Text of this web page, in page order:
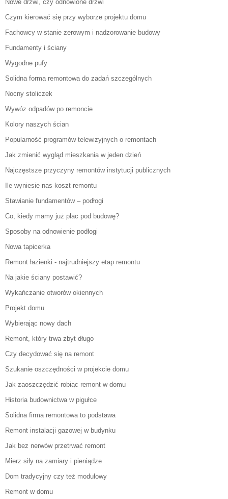
Nowe drzwi, czy odnowione drzwi
Czym kierować się przy wyborze projektu domu
Fachowcy w stanie zerowym i nadzorowanie budowy
Fundamenty i ściany
Wygodne pufy
Solidna forma remontowa do zadań szczególnych
Nocny stoliczek
Wywóz odpadów po remoncie
Kolory naszych ścian
Popularność programów telewizyjnych o remontach
Jak zmienić wygląd mieszkania w jeden dzień
Najczęstsze przyczyny remontów instytucji publicznych
Ile wyniesie nas koszt remontu
Stawianie fundamentów – podłogi
Co, kiedy mamy już plac pod budowę?
Sposoby na odnowienie podłogi
Nowa tapicerka
Remont łazienki - najtrudniejszy etap remontu
Na jakie ściany postawić?
Wykańczanie otworów okiennych
Projekt domu
Wybierając nowy dach
Remont, który trwa zbyt długo
Czy decydować się na remont
Szukanie oszczędności w projekcie domu
Jak zaoszczędzić robiąc remont w domu
Historia budownictwa w pigułce
Solidna firma remontowa to podstawa
Remont instalacji gazowej w budynku
Jak bez nerwów przetrwać remont
Mierz siły na zamiary i pieniądze
Dom tradycyjny czy też modułowy
Remont w domu